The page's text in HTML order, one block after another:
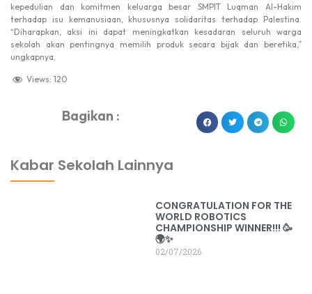
kepedulian dan komitmen keluarga besar SMPIT Luqman Al-Hakim
terhadap isu kemanusiaan, khususnya solidaritas terhadap Palestina.
“Diharapkan, aksi ini dapat meningkatkan kesadaran seluruh warga
sekolah akan pentingnya memilih produk secara bijak dan beretika,”
ungkapnya.
Views: 120
Bagikan :
Kabar Sekolah Lainnya
CONGRATULATION FOR THE
WORLD ROBOTICS
CHAMPIONSHIP WINNER!!! 🥳
🌍✨
02/07/2026